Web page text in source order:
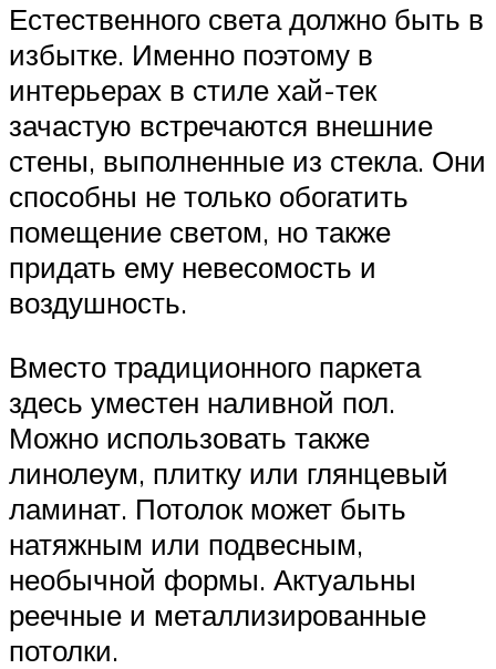
Естественного света должно быть в
избытке. Именно поэтому в
интерьерах в стиле хай-тек
зачастую встречаются внешние
стены, выполненные из стекла. Они
способны не только обогатить
помещение светом, но также
придать ему невесомость и
воздушность.
Вместо традиционного паркета
здесь уместен наливной пол.
Можно использовать также
линолеум, плитку или глянцевый
ламинат. Потолок может быть
натяжным или подвесным,
необычной формы. Актуальны
реечные и металлизированные
потолки.